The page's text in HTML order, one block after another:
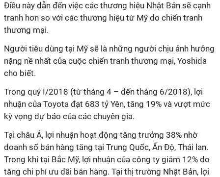
Điều này dẫn đến việc các thương hiệu Nhật Bản sẽ cạnh
tranh hơn so với các thương hiệu từ Mỹ do chiến tranh
thương mại.
Người tiêu dùng tại Mỹ sẽ là những người chịu ảnh hưởng
nặng nề nhất của cuộc chiến tranh thương mại, Yoshida
cho biết.
Trong quý I/2018 (từ tháng 4 – đến tháng 6/2018), lợi
nhuận của Toyota đạt 683 tỷ Yên, tăng 19% và vượt mức
kỳ vọng dự báo của các chuyên gia.
Tại châu Á, lợi nhuận hoạt động tăng trưởng 38% nhờ
doanh số bán hàng tăng tại Trung Quốc, Ấn Độ, Thái lan.
Trong khi tại Bắc Mỹ, lợi nhuận của công ty giảm 12% do
tăng chi phí ưu đãi bán hàng. Tại thị trường Nhật Bản, lợi